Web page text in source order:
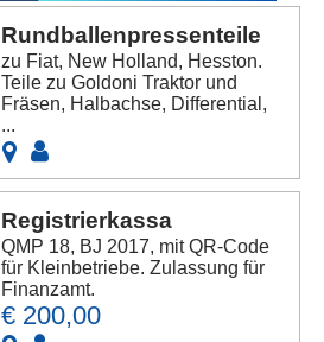
Rundballenpressenteile
zu Fiat, New Holland, Hesston.
Teile zu Goldoni Traktor und
Fräsen, Halbachse, Differential,
...
Registrierkassa
QMP 18, BJ 2017, mit QR-Code
für Kleinbetriebe. Zulassung für
Finanzamt.
€ 200,00